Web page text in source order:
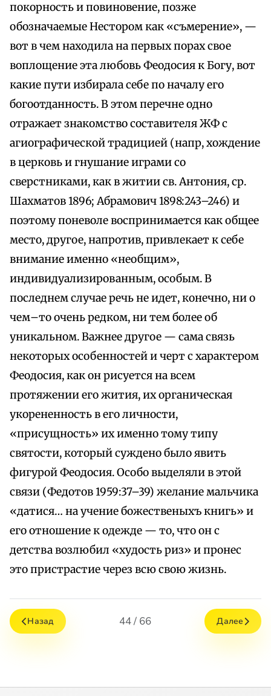
покорность и повиновение, позже
обозначаемые Нестором как «съмерение», —
вот в чем находила на первых порах свое
воплощение эта любовь Феодосия к Богу, вот
какие пути избирала себе по началу его
богоотданность. В этом перечне одно
отражает знакомство составителя ЖФ с
агиографической традицией (напр, хождение
в церковь и гнушание играми со
сверстниками, как в житии св. Антония, ср.
Шахматов 1896; Абрамович 1898:243–246) и
поэтому поневоле воспринимается как общее
место, другое, напротив, привлекает к себе
внимание именно «необщим»,
индивидуализированным, особым. В
последнем случае речь не идет, конечно, ни о
чем–то очень редком, ни тем более об
уникальном. Важнее другое — сама связь
некоторых особенностей и черт с характером
Феодосия, как он рисуется на всем
протяжении его жития, их органическая
укорененность в его личности,
«присущность» их именно тому типу
святости, который суждено было явить
фигурой Феодосия. Особо выделяли в этой
связи (Федотов 1959:37–39) желание мальчика
«датися… на учение божественыхъ книгь» и
его отношение к одежде — то, что он с
детства возлюбил «худость риз» и пронес
это пристрастие через всю свою жизнь.
Назад 44 / 66 Далее